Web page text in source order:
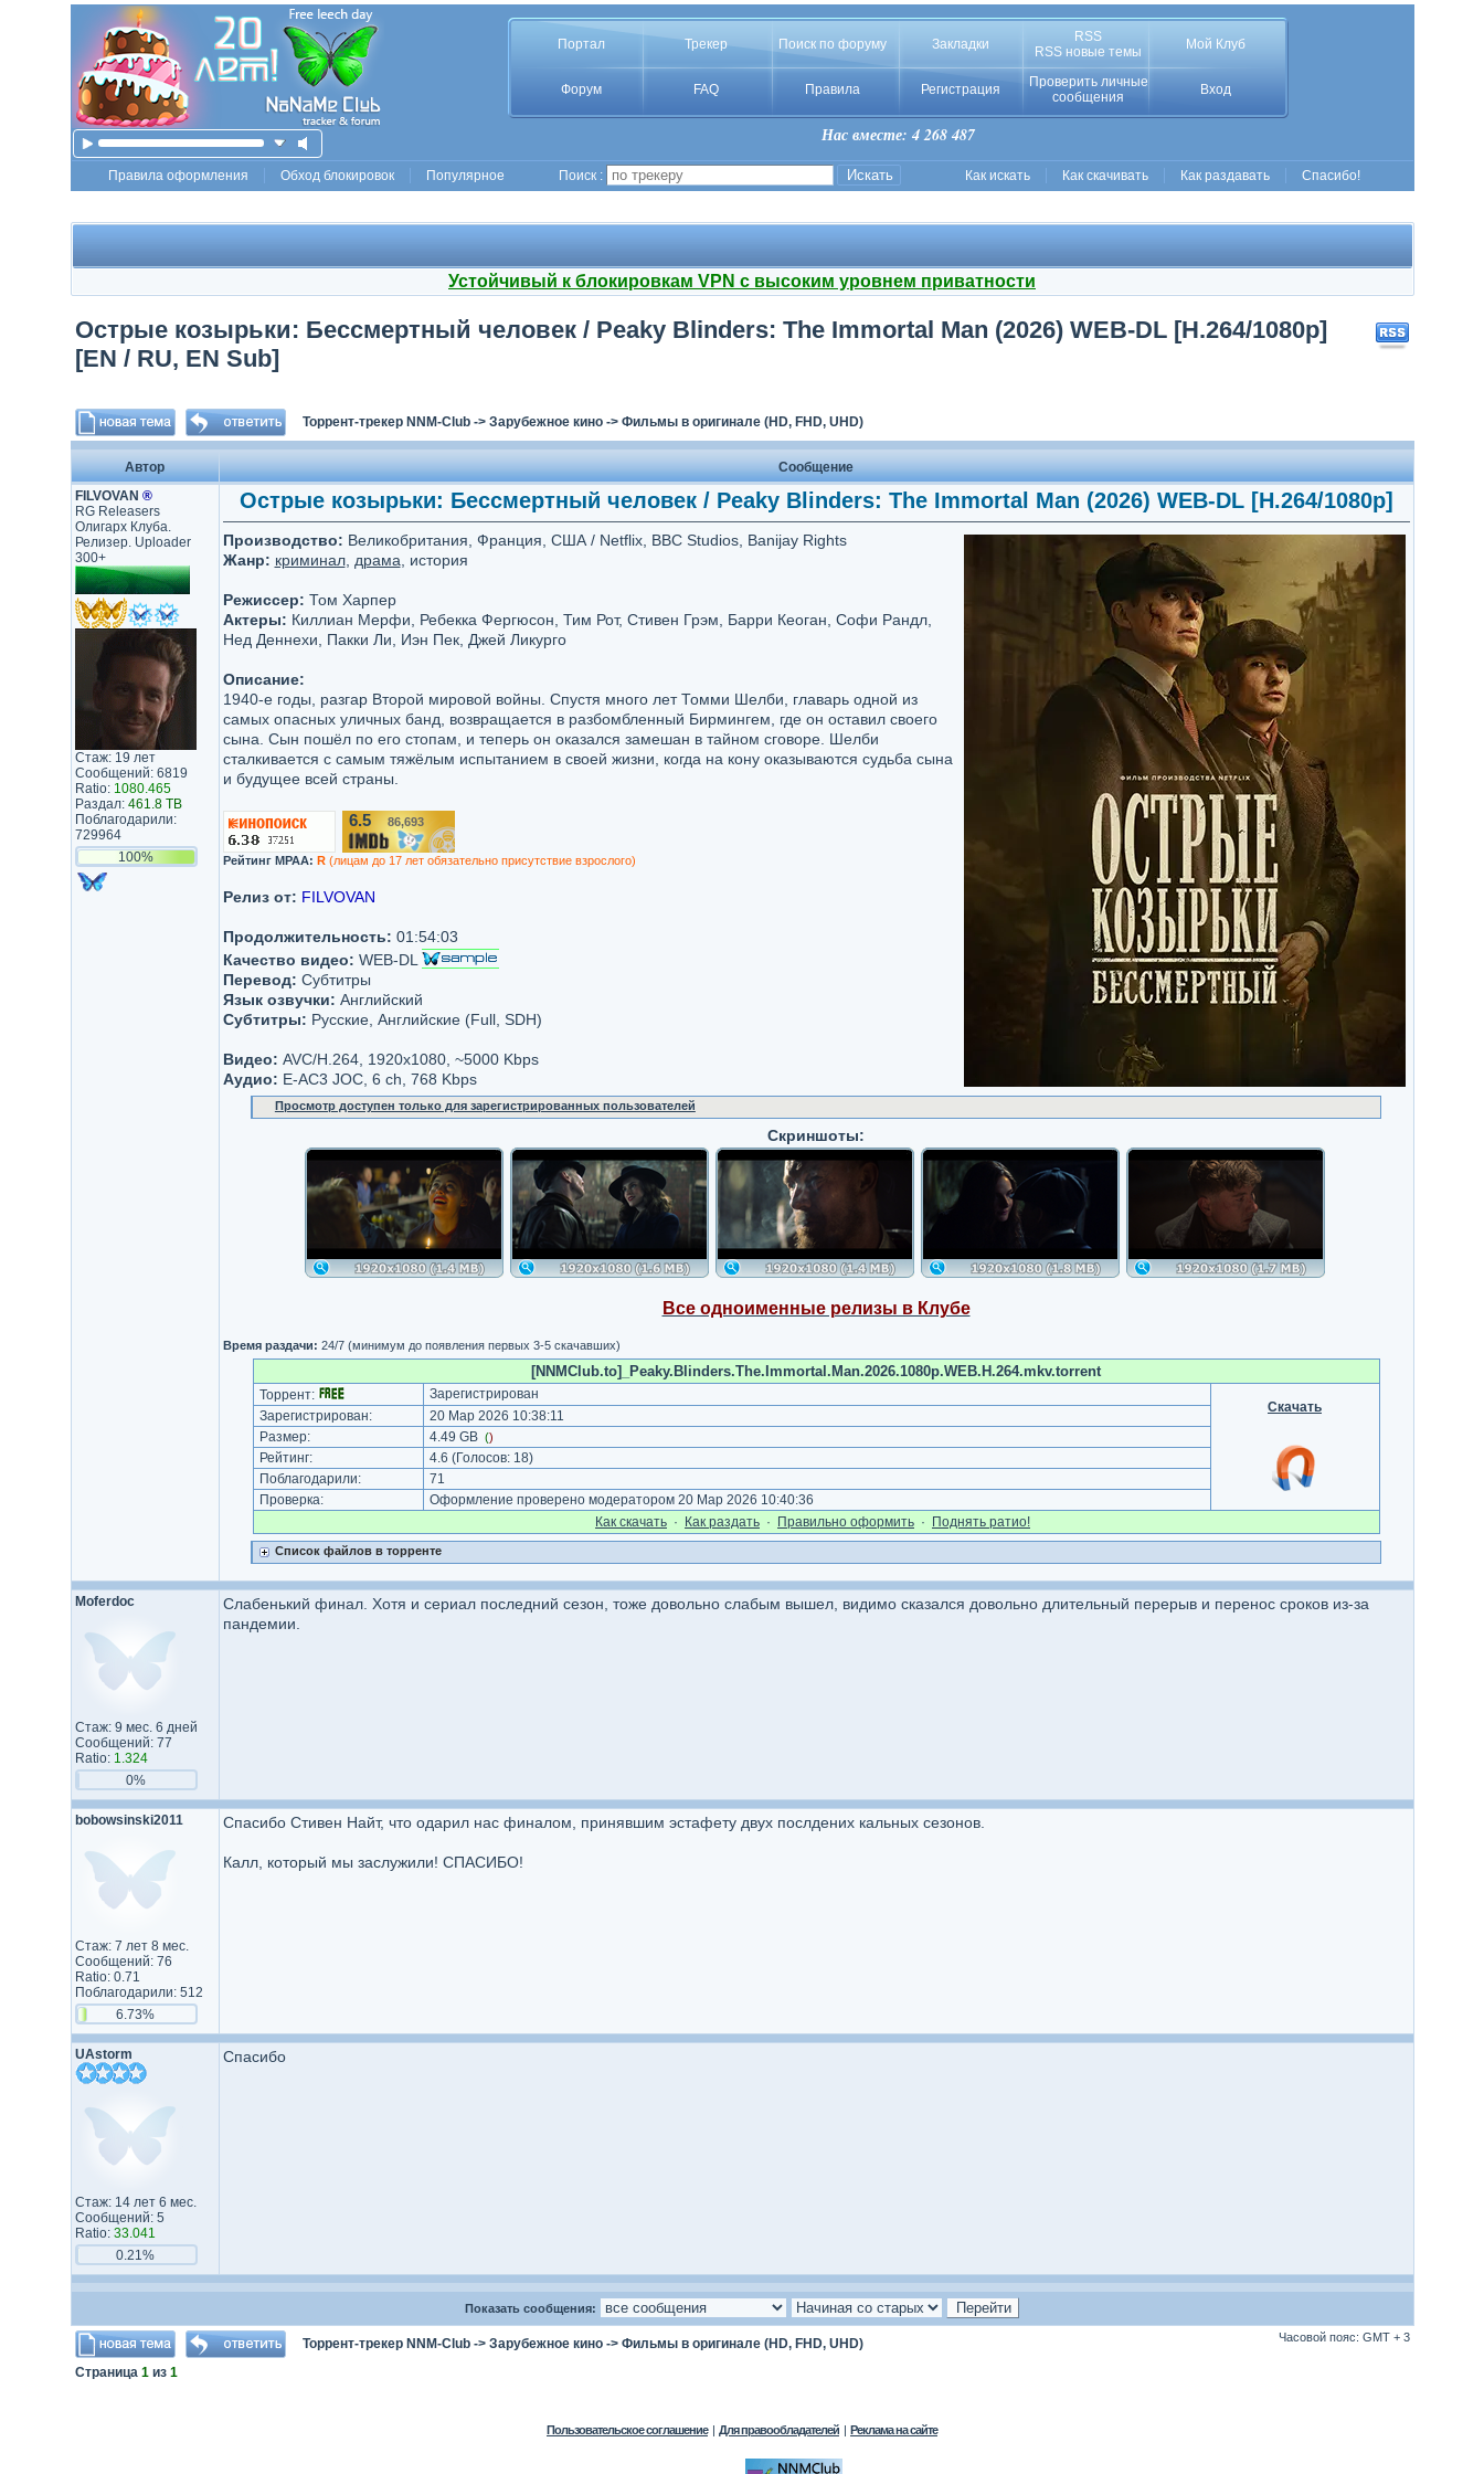
Портал Трекер Поиск по форуму Закладки
RSS
RSS новые темы
Мой Клуб
Форум FAQ Правила Регистрация
Проверить личные
сообщения
Вход
Нас вместе: 4 268 487
Правила оформления Обход блокировок Популярное Поиск : Как искать Как скачивать Как раздавать Спасибо!
Устойчивый к блокировкам VPN с высоким уровнем приватности
Острые козырьки: Бессмертный человек / Peaky Blinders: The Immortal Man (2026) WEB-DL [H.264/1080p]
[EN / RU, EN Sub]
Торрент-трекер NNM-Club-> Зарубежное кино-> Фильмы в оригинале (HD, FHD, UHD)
Автор
Сообщение
FILVOVAN ®
RG Releasers
Олигарх Клуба.
Релизер. Uploader
300+
Стаж: 19 лет
Сообщений: 6819
Ratio: 1080.465
Раздал: 461.8 TB
Поблагодарили:
729964
100%
Острые козырьки: Бессмертный человек / Peaky Blinders: The Immortal Man (2026) WEB-DL [H.264/1080p]
Производство: Великобритания, Франция, США / Netflix, BBC Studios, Banijay Rights
Жанр: криминал, драма , история
Режиссер: Том Харпер
Актеры: Киллиан Мерфи, Ребекка Фергюсон, Тим Рот, Стивен Грэм, Барри Кеоган, Софи Рандл,
Нед Деннехи, Пакки Ли, Иэн Пек, Джей Ликурго
Описание:
1940-е годы, разгар Второй мировой войны. Спустя много лет Томми Шелби, главарь одной из
самых опасных уличных банд, возвращается в разбомбленный Бирмингем, где он оставил своего
сына. Сын пошёл по его стопам, и теперь он оказался замешан в тайном сговоре. Шелби
сталкивается с самым тяжёлым испытанием в своей жизни, когда на кону оказываются судьба сына
и будущее всей страны.
6.5/10 86,693
Рейтинг MPAA: R(лицам до 17 лет обязательно присутствие взрослого)
Релиз от: FILVOVAN
Продолжительность: 01:54:03
Качество видео: WEB-DL
Перевод: Субтитры
Язык озвучки: Английский
Субтитры: Русские, Английские (Full, SDH)
Видео: AVC/H.264, 1920x1080, ~5000 Kbps
Аудио: E-AC3 JOC, 6 ch, 768 Kbps
Просмотр доступен только для зарегистрированных пользователей
Скриншоты:
Все одноименные релизы в Клубе
Время раздачи: 24/7 (минимум до появления первых 3-5 скачавших)
[NNMClub.to]_Peaky.Blinders.The.Immortal.Man.2026.1080p.WEB.H.264.mkv.torrent
Торрент:
Зарегистрирован
Скачать
Зарегистрирован:
20 Мар 2026 10:38:11
Размер:
4.49 GB ()
Рейтинг: 4.6 (Голосов: 18)
Поблагодарили:
71
Проверка:
Оформление проверено модератором 20 Мар 2026 10:40:36
Как cкачать · Как раздать · Правильно оформить · Поднять ратио!
Список файлов в торренте
Moferdoc
Стаж: 9 мес. 6 дней
Сообщений: 77
Ratio: 1.324
0%
Слабенький финал. Хотя и сериал последний сезон, тоже довольно слабым вышел, видимо сказался довольно длительный перерыв и перенос сроков из-за
пандемии.
bobowsinski2011
Стаж: 7 лет 8 мес.
Сообщений: 76
Ratio: 0.71
Поблагодарили: 512
6.73%
Спасибо Стивен Найт, что одарил нас финалом, принявшим эстафету двух послдених кальных сезонов.
Калл, который мы заслужили! СПАСИБО!
UAstorm
Стаж: 14 лет 6 мес.
Сообщений: 5
Ratio: 33.041
0.21%
Спасибо
Показать сообщения:
Торрент-трекер NNM-Club-> Зарубежное кино-> Фильмы в оригинале (HD, FHD, UHD) Часовой пояс: GMT + 3
Страница 1из 1
Пользовательское соглашение | Для правообладателей | Реклама на сайте